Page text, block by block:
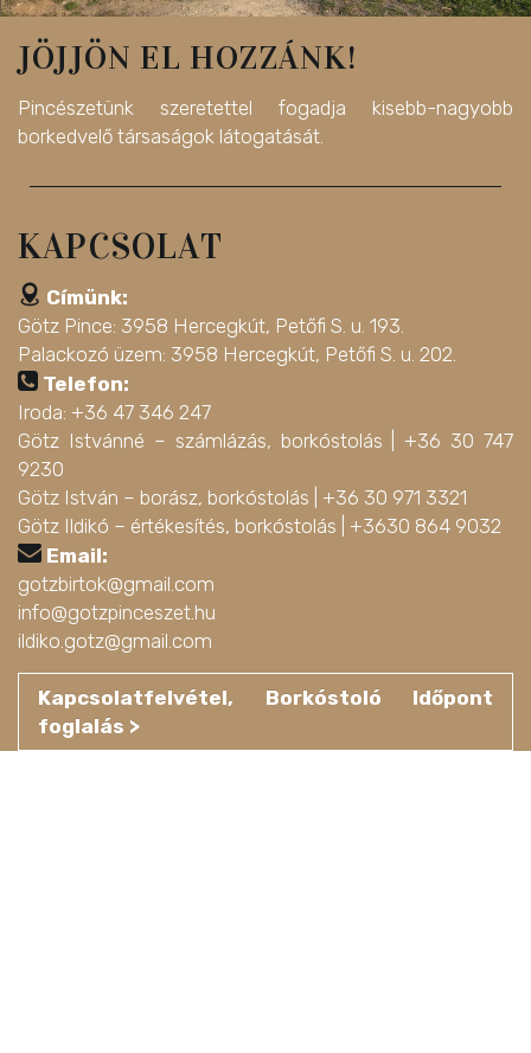
JÖJJÖN EL HOZZÁNK!
Pincészetünk szeretettel fogadja kisebb-nagyobb
borkedvelő társaságok látogatását.
KAPCSOLAT
Címünk:
Götz Pince: 3958 Hercegkút, Petőfi S. u. 193.
Palackozó üzem: 3958 Hercegkút, Petőfi S. u. 202.
Telefon:
Iroda: +36 47 346 247
Götz Istvánné – számlázás, borkóstolás | +36 30 747
9230
Götz István – borász, borkóstolás | +36 30 971 3321
Götz Ildikó – értékesítés, borkóstolás | +3630 864 9032
Email:
gotzbirtok@gmail.com
info@gotzpinceszet.hu
ildiko.gotz@gmail.com
Kapcsolatfelvétel, Borkóstoló Időpont
foglalás >